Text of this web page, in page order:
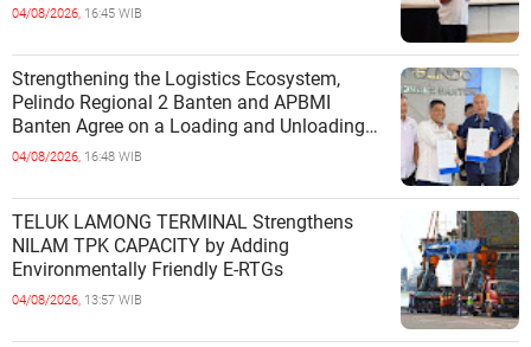
04/08/2026, 16:45 WIB
Strengthening the Logistics Ecosystem,
Pelindo Regional 2 Banten and APBMI
Banten Agree on a Loading and Unloading
Cooperation at Ciwandan Port
04/08/2026, 16:48 WIB
TELUK LAMONG TERMINAL Strengthens
NILAM TPK CAPACITY by Adding
Environmentally Friendly E-RTGs
04/08/2026, 13:57 WIB